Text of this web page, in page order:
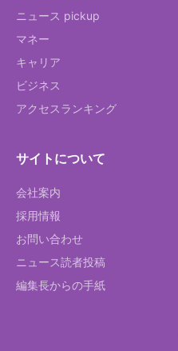
ニュース pickup
マネー
キャリア
ビジネス
アクセスランキング
サイトについて
会社案内
採用情報
お問い合わせ
ニュース読者投稿
編集長からの手紙